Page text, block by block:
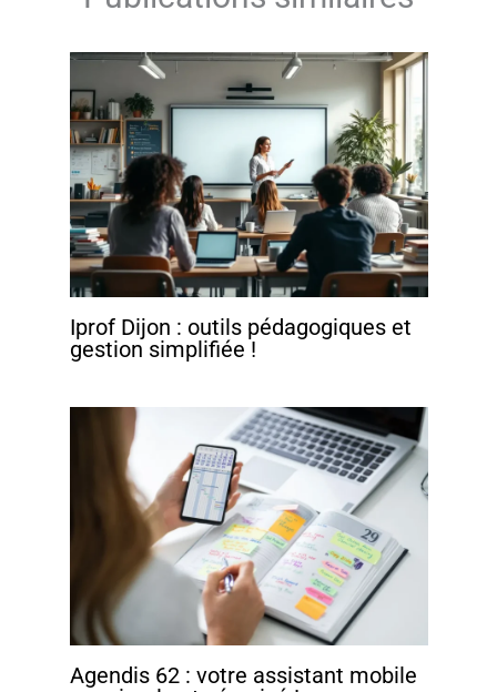
Iprof Dijon : outils pédagogiques et
gestion simplifiée !
Agendis 62 : votre assistant mobile